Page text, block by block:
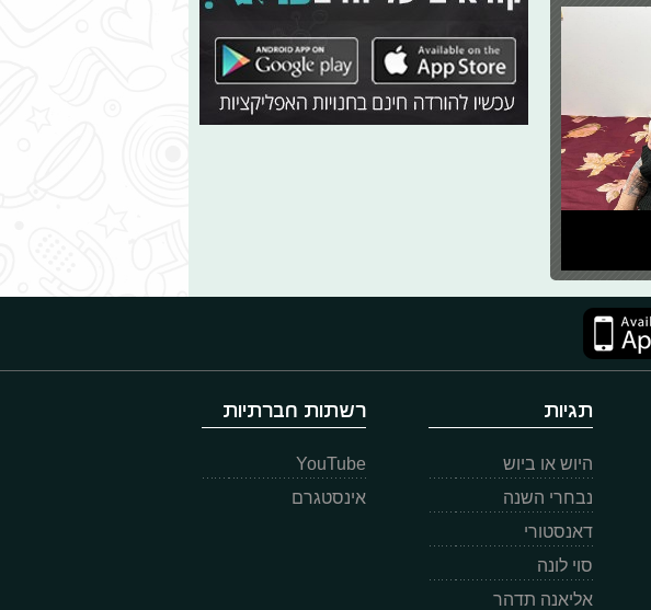
תגיות
היוש או ביוש
נבחרי השנה
דאנסטורי
סוי לונה
אליאנה תדהר
רשתות חברתיות
YouTube
אינסטגרם